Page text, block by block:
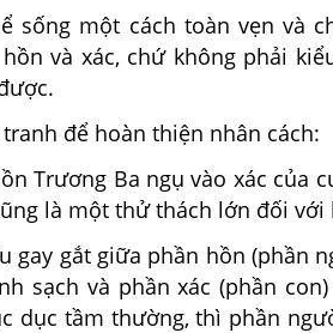
sống một cách toàn vẹn và
và xác, chứ không phải
để hoàn thiện nhân cách:
Trương Ba ngụ vào xác của
là một thử thách lớn đối với
gay gắt giữa phần hồn (phần
sạch và phần xác (phần
dục tầm thường, thì phần